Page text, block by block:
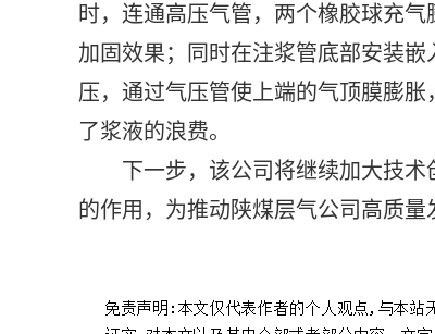
时，连通高压气管，两个橡胶球充
加固效果；同时在注浆管底部安装
压，通过气压管使上端的气顶膜膨
了浆液的浪费。
下一步，该公司将继续加大技
的作用，为推动陕煤层气公司高质量